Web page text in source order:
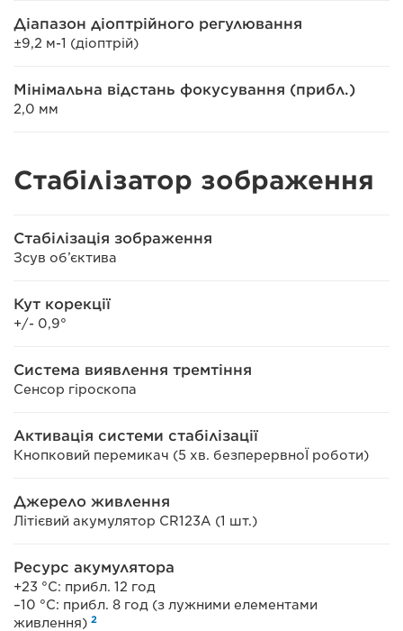
Діапазон діоптрійного регулювання
±9,2 м-1 (діоптрій)
Мінімальна відстань фокусування (прибл.)
2,0 мм
Стабілізатор зображення
Стабілізація зображення
Зсув об’єктива
Кут корекції
+/- 0,9°
Система виявлення тремтіння
Сенсор гіроскопа
Активація системи стабілізації
Кнопковий перемикач (5 хв. безперервноЇ роботи)
Джерело живлення
Літієвий акумулятор CR123A (1 шт.)
Ресурс акумулятора
+23 °C: прибл. 12 год
–10 °C: прибл. 8 год (з лужними елементами
живлення) 2